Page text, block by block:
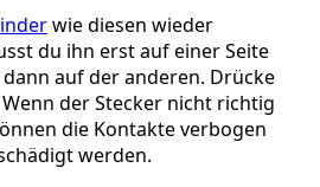
wie diesen wieder
du ihn erst auf einer Seite
auf der anderen. Drücke
der Stecker nicht richtig
die Kontakte verbogen
werden.